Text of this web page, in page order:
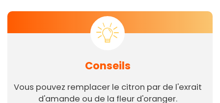
Conseils
Vous pouvez remplacer le citron par de l'exrait
d'amande ou de la fleur d'oranger.